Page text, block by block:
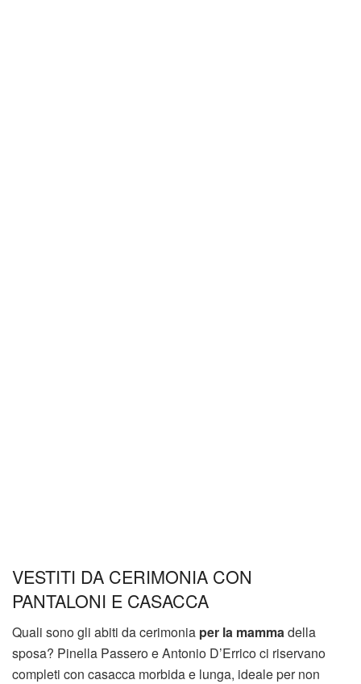
VESTITI DA CERIMONIA CON
PANTALONI E CASACCA
Quali sono gli abiti da cerimonia per la mammadella
sposa? Pinella Passero e Antonio D’Errico ci riservano
completi con casacca morbida e lunga, ideale per non